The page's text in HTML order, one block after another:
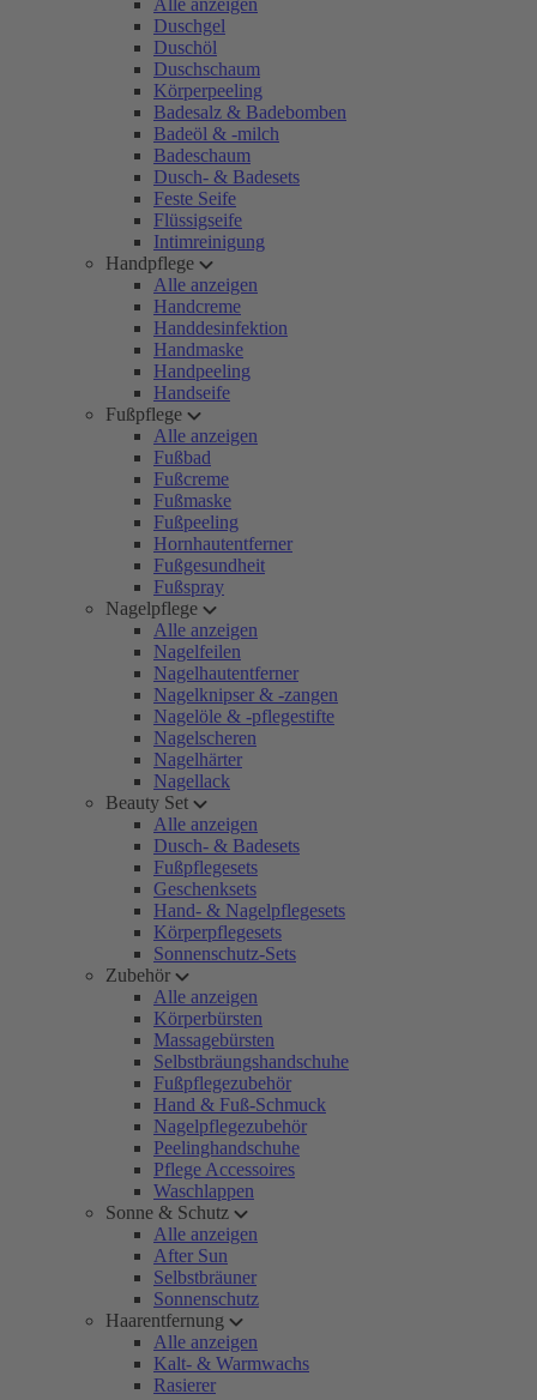
Alle anzeigen
Duschgel
Duschöl
Duschschaum
Körperpeeling
Badesalz & Badebomben
Badeöl & -milch
Badeschaum
Dusch- & Badesets
Feste Seife
Flüssigseife
Intimreinigung
Handpflege
Alle anzeigen
Handcreme
Handdesinfektion
Handmaske
Handpeeling
Handseife
Fußpflege
Alle anzeigen
Fußbad
Fußcreme
Fußmaske
Fußpeeling
Hornhautentferner
Fußgesundheit
Fußspray
Nagelpflege
Alle anzeigen
Nagelfeilen
Nagelhautentferner
Nagelknipser & -zangen
Nagelöle & -pflegestifte
Nagelscheren
Nagelhärter
Nagellack
Beauty Set
Alle anzeigen
Dusch- & Badesets
Fußpflegesets
Geschenksets
Hand- & Nagelpflegesets
Körperpflegesets
Sonnenschutz-Sets
Zubehör
Alle anzeigen
Körperbürsten
Massagebürsten
Selbstbräungshandschuhe
Fußpflegezubehör
Hand & Fuß-Schmuck
Nagelpflegezubehör
Peelinghandschuhe
Pflege Accessoires
Waschlappen
Sonne & Schutz
Alle anzeigen
After Sun
Selbstbräuner
Sonnenschutz
Haarentfernung
Alle anzeigen
Kalt- & Warmwachs
Rasierer